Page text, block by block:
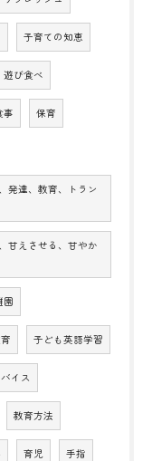
子育ての知恵
遊び食べ
事 保育
発達、教育、トラン
甘えさせる、甘やか
園
子ども英語学習
イス
教育方法
育児 手指